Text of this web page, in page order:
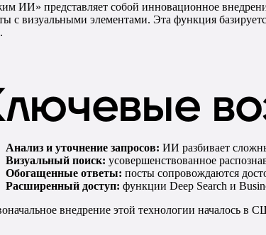
ИИ» представляет собой инновационное
с визуальными элементами. Эта функция
Анализ и уточнение запросов: ИИ разбивает
Визуальный поиск: усовершенствованное
Обогащенные ответы: посты сопровождаются
Расширенный доступ: функции Deep Search и
внедрение этой технологии началось в